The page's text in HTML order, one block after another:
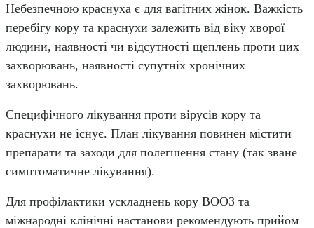
Небезпечною краснуха є для вагітних жінок. Важкість
перебігу кору та краснухи залежить від віку хворої
людини, наявності чи відсутності щеплень проти цих
захворювань, наявності супутніх хронічних
захворювань.
Специфічного лікування проти вірусів кору та
краснухи не існує. План лікування повинен містити
препарати та заходи для полегшення стану (так зване
симптоматичне лікування).
Для профілактики ускладнень кору ВООЗ та
міжнародні клінічні настанови рекомендують прийом